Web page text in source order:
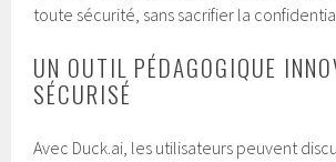
toute sécurité, sans sacrifier la
UN OUTIL PÉDAGOGIQUE
SÉCURISÉ
Avec Duck.ai, les utilisateurs peuvent